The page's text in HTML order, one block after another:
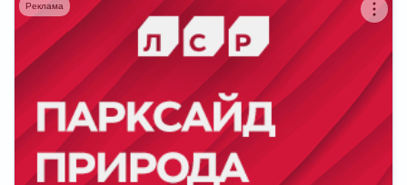
Главная
Все новостройки 3300
Новостройки на карте
Блог
Черный список ЖК
Реклама